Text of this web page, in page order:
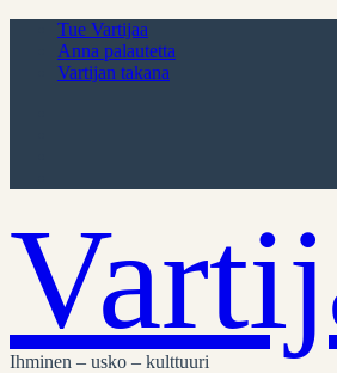
Tue Vartijaa
Anna palautetta
Vartijan takana
Ihminen – usko – kulttuuri